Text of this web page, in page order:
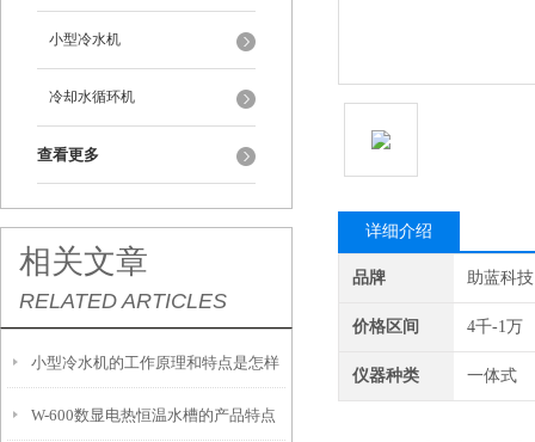
小型冷水机
冷却水循环机
查看更多
相关文章
RELATED ARTICLES
小型冷水机的工作原理和特点是怎样
的？
W-600数显电热恒温水槽的产品特点
详细介绍
品牌 助蓝科技
价格区间 4千-1万
仪器种类 一体式